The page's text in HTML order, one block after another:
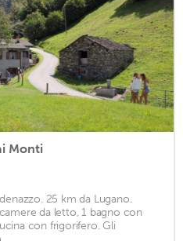
Monti
25 km da Lugano.
da letto, 1 bagno con
con frigorifero. Gli